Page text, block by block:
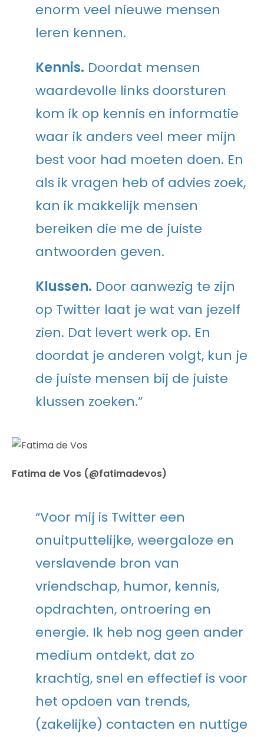
enorm veel nieuwe mensen
leren kennen.
Kennis. Doordat mensen
waardevolle links doorsturen
kom ik op kennis en informatie
waar ik anders veel meer mijn
best voor had moeten doen. En
als ik vragen heb of advies zoek,
kan ik makkelijk mensen
bereiken die me de juiste
antwoorden geven.
Klussen. Door aanwezig te zijn
op Twitter laat je wat van jezelf
zien. Dat levert werk op. En
doordat je anderen volgt, kun je
de juiste mensen bij de juiste
klussen zoeken.”
Fatima de Vos (@fatimadevos)
“Voor mij is Twitter een
onuitputtelijke, weergaloze en
verslavende bron van
vriendschap, humor, kennis,
opdrachten, ontroering en
energie. Ik heb nog geen ander
medium ontdekt, dat zo
krachtig, snel en effectief is voor
het opdoen van trends,
(zakelijke) contacten en nuttige